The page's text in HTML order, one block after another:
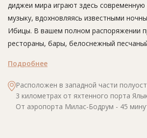
диджеи мира играют здесь современную
музыку, вдохновляясь известными
Ибицы. В вашем полном распоряжении
рестораны, бары, белоснежный
пространство для проведения
Подробнее
Расположен в западной части
3 километрах от яхтенного порта
От аэропорта Милас-Бодрум - 45